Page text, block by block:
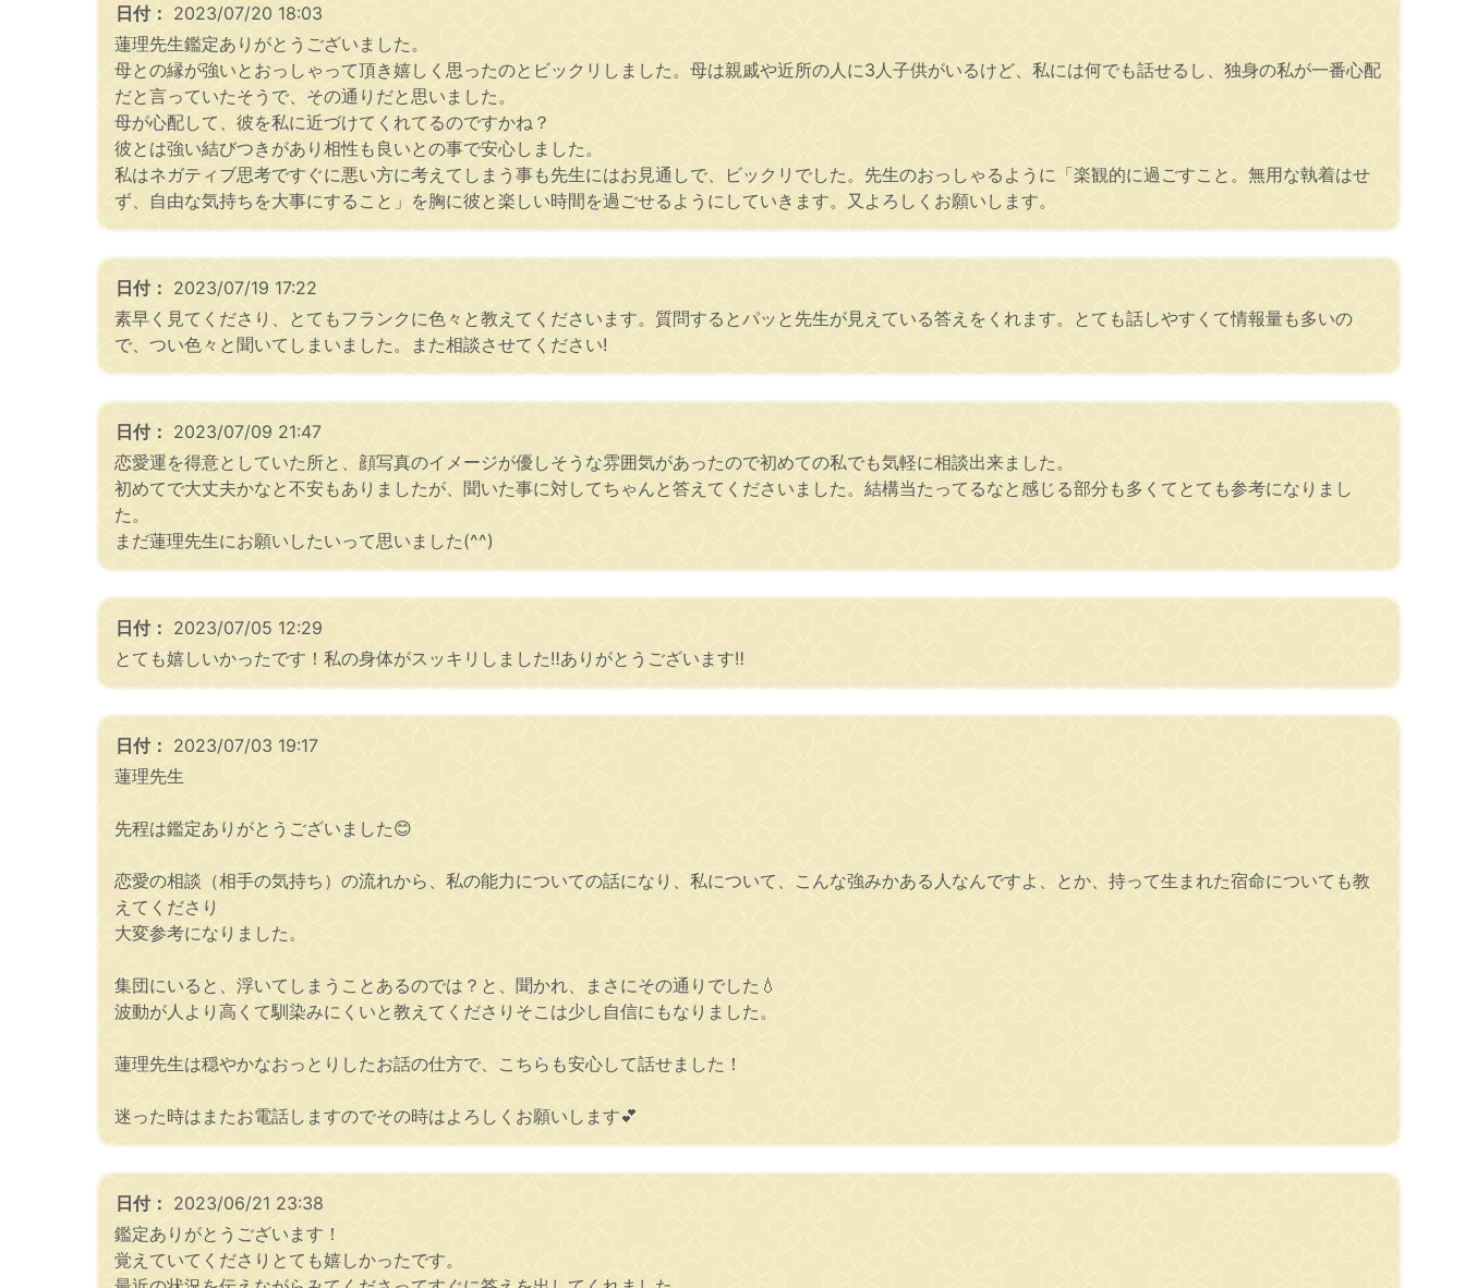
日付： 2023/07/20 18:03
蓮理先生鑑定ありがとうございました。
母との縁が強いとおっしゃって頂き嬉しく思ったのとビックリしました。母は親戚や近所の人に3人子供がいるけど、私には何でも話せるし、独身の私が一番心配
だと言っていたそうで、その通りだと思いました。
母が心配して、彼を私に近づけてくれてるのですかね？
彼とは強い結びつきがあり相性も良いとの事で安心しました。
私はネガティブ思考ですぐに悪い方に考えてしまう事も先生にはお見通しで、ビックリでした。先生のおっしゃるように「楽観的に過ごすこと。無用な執着はせ
ず、自由な気持ちを大事にすること」を胸に彼と楽しい時間を過ごせるようにしていきます。又よろしくお願いします。
日付： 2023/07/19 17:22
素早く見てくださり、とてもフランクに色々と教えてくださいます。質問するとパッと先生が見えている答えをくれます。とても話しやすくて情報量も多いの
で、つい色々と聞いてしまいました。また相談させてください!
日付： 2023/07/09 21:47
恋愛運を得意としていた所と、顔写真のイメージが優しそうな雰囲気があったので初めての私でも気軽に相談出来ました。
初めてで大丈夫かなと不安もありましたが、聞いた事に対してちゃんと答えてくださいました。結構当たってるなと感じる部分も多くてとても参考になりまし
た。
まだ蓮理先生にお願いしたいって思いました(^^)
日付： 2023/07/05 12:29
とても嬉しいかったです！私の身体がスッキリしました‼️ありがとうございます‼️
日付： 2023/07/03 19:17
蓮理先生
先程は鑑定ありがとうございました😊
恋愛の相談（相手の気持ち）の流れから、私の能力についての話になり、私について、こんな強みかある人なんですよ、とか、持って生まれた宿命についても教
えてくださり
大変参考になりました。
集団にいると、浮いてしまうことあるのでは？と、聞かれ、まさにその通りでした💧
波動が人より高くて馴染みにくいと教えてくださりそこは少し自信にもなりました。
蓮理先生は穏やかなおっとりしたお話の仕方で、こちらも安心して話せました！
迷った時はまたお電話しますのでその時はよろしくお願いします💕
日付： 2023/06/21 23:38
鑑定ありがとうございます！
覚えていてくださりとても嬉しかったです。